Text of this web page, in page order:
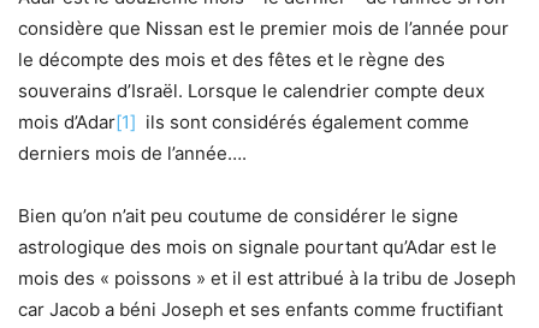
considère que Nissan est le premier mois de l’année pour
le décompte des mois et des fêtes et le règne des
souverains d’Israël. Lorsque le calendrier compte deux
mois d’Adar[1] ils sont considérés également comme
derniers mois de l’année….
Bien qu’on n’ait peu coutume de considérer le signe
astrologique des mois on signale pourtant qu’Adar est le
mois des « poissons » et il est attribué à la tribu de Joseph
car Jacob a béni Joseph et ses enfants comme fructifiant